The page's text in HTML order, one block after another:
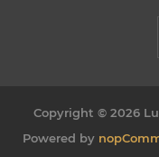
Copyright © 2026
Powered by